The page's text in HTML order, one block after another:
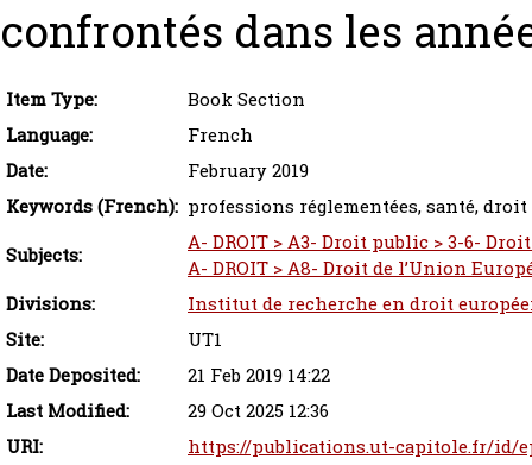
confrontés dans les
Item Type:
Book Section
Language:
French
Date:
February 2019
Keywords (French): professions réglementées, santé,
Subjects:
A- DROIT > A3- Droit public > 3-6-
A- DROIT > A8- Droit de l’Union
Divisions:
Institut de recherche en droit
Site:
UT1
Date Deposited:
21 Feb 2019 14:22
Last Modified:
29 Oct 2025 12:36
URI:
https://publications.ut-capitole.fr/id/